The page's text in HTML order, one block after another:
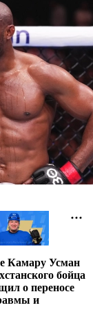
Камару Усман
бойца
о переносе
и